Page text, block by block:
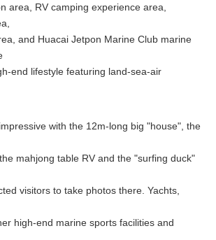
area, RV camping experience area,
and Huacai Jetpon Marine Club marine
end lifestyle featuring land-sea-air
with the 12m-long big "house", the
mahjong table RV and the "surfing duck"
visitors to take photos there. Yachts,
high-end marine sports facilities and